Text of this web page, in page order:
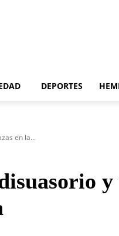
DEPORTES
en la...